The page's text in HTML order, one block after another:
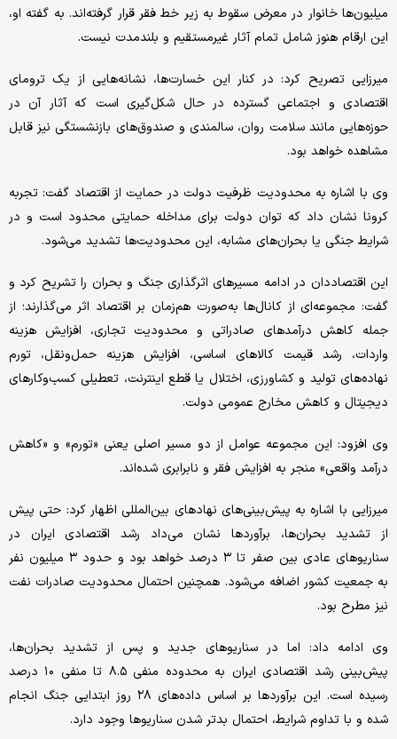
میلیون‌ها خانوار در معرض سقوط به زیر خط فقر قرار گرفته‌اند. به گفته او،
این ارقام هنوز شامل تمام آثار غیرمستقیم و بلندمدت نیست.
میرزایی تصریح کرد: در کنار این خسارت‌ها، نشانه‌هایی از یک ترومای
اقتصادی و اجتماعی گسترده در حال شکل‌گیری است که آثار آن در
حوزه‌هایی مانند سلامت روان، سالمندی و صندوق‌های بازنشستگی نیز قابل
مشاهده خواهد بود.
وی با اشاره به محدودیت ظرفیت دولت در حمایت از اقتصاد گفت: تجربه
کرونا نشان داد که توان دولت برای مداخله حمایتی محدود است و در
شرایط جنگی یا بحران‌های مشابه، این محدودیت‌ها تشدید می‌شود.
این اقتصاددان در ادامه مسیرهای اثرگذاری جنگ و بحران را تشریح کرد و
گفت: مجموعه‌ای از کانال‌ها به‌صورت هم‌زمان بر اقتصاد اثر می‌گذارند؛ از
جمله کاهش درآمدهای صادراتی و محدودیت تجاری، افزایش هزینه
واردات، رشد قیمت کالاهای اساسی، افزایش هزینه حمل‌ونقل، تورم
نهاده‌های تولید و کشاورزی، اختلال یا قطع اینترنت، تعطیلی کسب‌وکارهای
دیجیتال و کاهش مخارج عمومی دولت.
وی افزود: این مجموعه عوامل از دو مسیر اصلی یعنی «تورم» و «کاهش
درآمد واقعی» منجر به افزایش فقر و نابرابری شده‌اند.
میرزایی با اشاره به پیش‌بینی‌های نهادهای بین‌المللی اظهار کرد: حتی پیش
از تشدید بحران‌ها، برآوردها نشان می‌داد رشد اقتصادی ایران در
سناریوهای عادی بین صفر تا ۳ درصد خواهد بود و حدود ۳ میلیون نفر
به جمعیت کشور اضافه می‌شود. همچنین احتمال محدودیت صادرات نفت
نیز مطرح بود.
وی ادامه داد: اما در سناریوهای جدید و پس از تشدید بحران‌ها،
پیش‌بینی رشد اقتصادی ایران به محدوده منفی ۸.۵ تا منفی ۱۰ درصد
رسیده است. این برآوردها بر اساس داده‌های ۲۸ روز ابتدایی جنگ انجام
شده و با تداوم شرایط، احتمال بدتر شدن سناریوها وجود دارد.